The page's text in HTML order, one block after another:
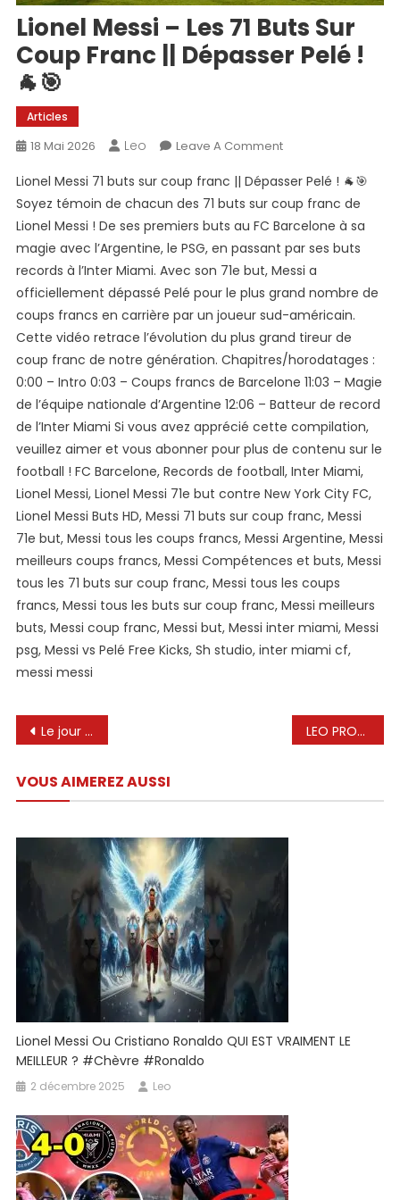
Lionel Messi – Les 71 Buts Sur
Coup Franc || Dépasser Pelé !
🐐🎯
Articles
18 Mai 2026 Leo Leave A CommentOn
Messi
–
Les
71
Buts
Sur
Coup
Franc
||
Dépasser
Pelé
!
🐐
🎯
Lionel Messi 71 buts sur coup franc || Dépasser Pelé ! 🐐🎯
Soyez témoin de chacun des 71 buts sur coup franc de
Lionel Messi ! De ses premiers buts au FC Barcelone à sa
magie avec l’Argentine, le PSG, en passant par ses buts
records à l’Inter Miami. Avec son 71e but, Messi a
officiellement dépassé Pelé pour le plus grand nombre de
coups francs en carrière par un joueur sud-américain.
Cette vidéo retrace l’évolution du plus grand tireur de
coup franc de notre génération. Chapitres/horodatages :
0:00 – Intro 0:03 – Coups francs de Barcelone 11:03 – Magie
de l’équipe nationale d’Argentine 12:06 – Batteur de record
de l’Inter Miami Si vous avez apprécié cette compilation,
veuillez aimer et vous abonner pour plus de contenu sur le
football ! FC Barcelone, Records de football, Inter Miami,
Lionel Messi, Lionel Messi 71e but contre New York City FC,
Lionel Messi Buts HD, Messi 71 buts sur coup franc, Messi
71e but, Messi tous les coups francs, Messi Argentine, Messi
meilleurs coups francs, Messi Compétences et buts, Messi
tous les 71 buts sur coup franc, Messi tous les coups
francs, Messi tous les buts sur coup franc, Messi meilleurs
buts, Messi coup franc, Messi but, Messi inter miami, Messi
psg, Messi vs Pelé Free Kicks, Sh studio, inter miami cf,
messi messi
Navigation
l’article
Le jour où Lionel Messi, 18 ans, a été remplacé et a choqué le monde LEO PROLONGE SA SÉRIE AVEC UN AUTRE BUT ET UNE AUTRE AIDE
VOUS AIMEREZ AUSSI
Lionel Messi Ou Cristiano Ronaldo QUI EST VRAIMENT LE
MEILLEUR ? #chèvre #ronaldo
2 décembre 2025 Leo